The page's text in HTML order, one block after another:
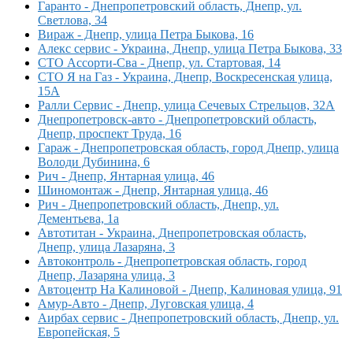
Гаранто - Днепропетровский область, Днепр, ул.
Светлова, 34
Вираж - Днепр, улица Петра Быкова, 16
Алекс сервис - Украина, Днепр, улица Петра Быкова, 33
СТО Ассорти-Сва - Днепр, ул. Стартовая, 14
СТО Я на Газ - Украина, Днепр, Воскресенская улица,
15А
Ралли Сервис - Днепр, улица Сечевых Стрельцов, 32А
Днепропетровск-авто - Днепропетровский область,
Днепр, проспект Труда, 16
Гараж - Днепропетровская область, город Днепр, улица
Володи Дубинина, 6
Рич - Днепр, Янтарная улица, 46
Шиномонтаж - Днепр, Янтарная улица, 46
Рич - Днепропетровский область, Днепр, ул.
Дементьева, 1а
Автотитан - Украина, Днепропетровская область,
Днепр, улица Лазаряна, 3
Автоконтроль - Днепропетровская область, город
Днепр, Лазаряна улица, 3
Автоцентр На Калиновой - Днепр, Калиновая улица, 91
Амур-Авто - Днепр, Луговская улица, 4
Аирбах сервис - Днепропетровский область, Днепр, ул.
Европейская, 5